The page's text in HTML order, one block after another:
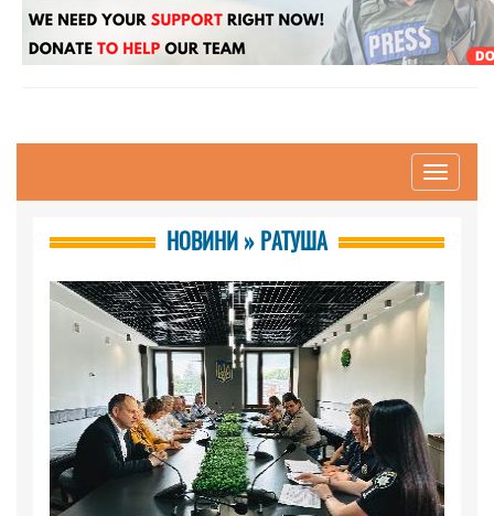
Toggle
НОВИНИ » РАТУША